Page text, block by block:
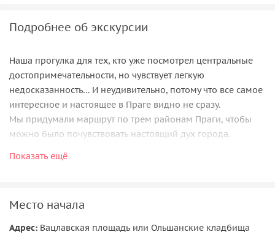
Подробнее об экскурсии
Наша прогулка для тех, кто уже посмотрел центральные
достопримечательности, но чувствует легкую
недосказанность… И неудивительно, потому что все самое
интересное и настоящее в Праге видно не сразу.
Мы придумали маршрут по трем районам Праги, чтобы
можно было почувствовать настоящий дух города.
У нас есть два варианта, где начать прогулку. Можно
Ольшанского кладбища. Место мистически-красивое,
ковром покрывает старинные склепы, оплетает ограду и
Показать ещё
Место начала
Адрес: Вацлавская площадь или Ольшанские кладбища